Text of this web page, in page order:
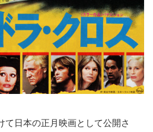
て日本の正月映画として公開さ